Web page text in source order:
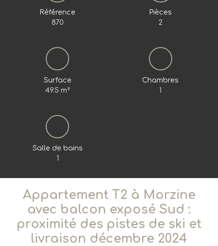
Référence
870
Pièces
2
Surface
49.5 m²
Chambres
1
Salle de bains
1
Appartement T2 à Morzine
avec balcon exposé Sud :
proximité des pistes de ski et
livraison décembre 2024